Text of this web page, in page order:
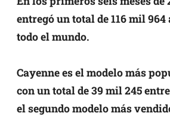
entregó un total de 116 mil
todo el mundo.
Cayenne es el modelo más
con un total de 39 mil 245
el segundo modelo más